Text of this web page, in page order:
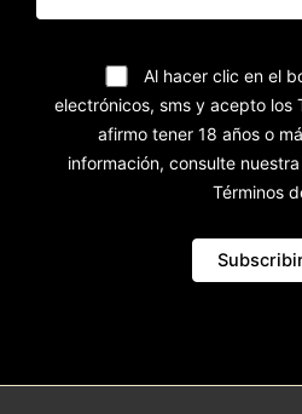
Al hacer clic en el
electrónicos, sms y acepto los
afirmo tener 18 años o
información, consulte
Términos